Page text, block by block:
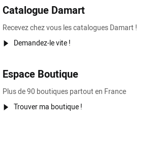
Catalogue Damart
Recevez chez vous les catalogues Damart !
Demandez-le vite !
Espace Boutique
Plus de 90 boutiques partout en France
Trouver ma boutique !